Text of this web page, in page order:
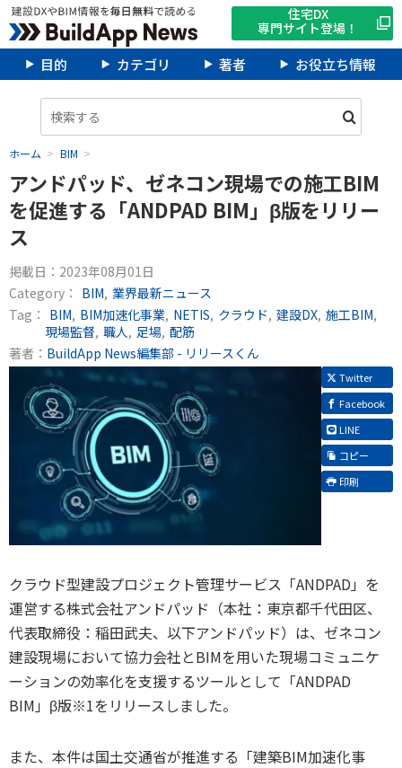
住宅DX
専門サイト登場！
目的 カテゴリ 著者 お役立ち情報
ホーム BIM
アンドパッド、ゼネコン現場での施工BIM
を促進する「ANDPAD BIM」β版をリリー
ス
掲載日： 2023年08月01日
Category： BIM 業界最新ニュース
Tag： BIM BIM加速化事業 NETIS クラウド 建設DX 施工BIM
現場監督 職人 足場 配筋
著者： BuildApp News編集部 - リリースくん
Twitter
Facebook
LINE
コピー
印刷
クラウド型建設プロジェクト管理サービス「ANDPAD」を
運営する株式会社アンドパッド（本社：東京都千代田区、
代表取締役：稲田武夫、以下アンドパッド）は、ゼネコン
建設現場において協力会社とBIMを用いた現場コミュニケ
ーションの効率化を支援するツールとして「ANDPAD
BIM」β版※1をリリースしました。
また、本件は国土交通省が推進する「建築BIM加速化事